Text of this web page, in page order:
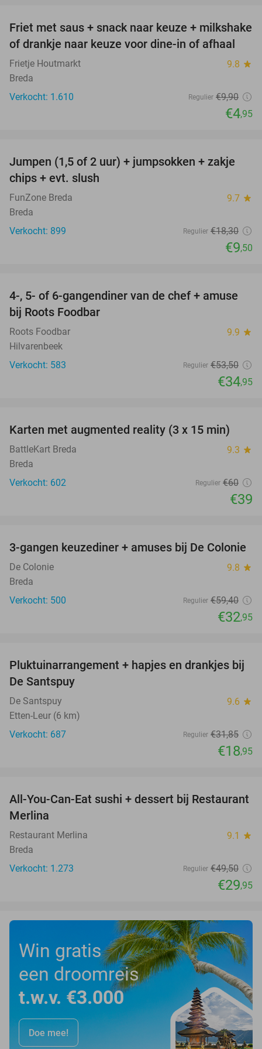
50%
Friet met saus + snack naar keuze + milkshake
of drankje naar keuze voor dine-in of afhaal
Frietje Houtmarkt 9.8 star
Breda
Verkocht: 1.610
Regulier €9,90
€4,95
48%
Jumpen (1,5 of 2 uur) + jumpsokken + zakje
chips + evt. slush
FunZone Breda 9.7 star
Breda
Verkocht: 899
Regulier €18,30
€9,50
35%
4-, 5- of 6-gangendiner van de chef + amuse
bij Roots Foodbar
Roots Foodbar 9.9 star
Hilvarenbeek
Verkocht: 583
Regulier €53,50
€34,95
35%
Karten met augmented reality (3 x 15 min)
BattleKart Breda 9.3 star
Breda
Verkocht: 602
Regulier €60
€39
45%
3-gangen keuzediner + amuses bij De Colonie
De Colonie 9.8 star
Breda
Verkocht: 500
Regulier €59,40
€32,95
41%
Pluktuinarrangement + hapjes en drankjes bij
De Santspuy
De Santspuy 9.6 star
Etten-Leur (6 km)
Verkocht: 687
Regulier €31,85
€18,95
39%
All-You-Can-Eat sushi + dessert bij Restaurant
Merlina
Restaurant Merlina 9.1 star
Breda
Verkocht: 1.273
Regulier €49,50
€29,95
Win gratis
een droomreis
t.w.v. €3.000
Doe mee!